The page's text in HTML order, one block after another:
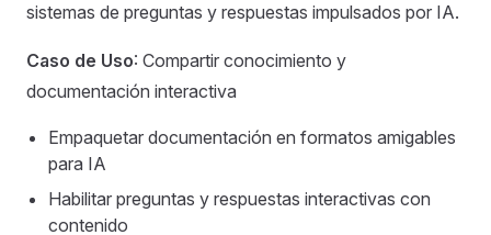
sistemas de preguntas y respuestas impulsados por IA.
Caso de Uso: Compartir conocimiento y
documentación interactiva
Empaquetar documentación en formatos amigables
para IA
Habilitar preguntas y respuestas interactivas con
contenido